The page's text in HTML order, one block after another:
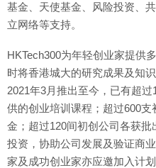
基金、天使基金、风险投资、
立网络等支持。
HKTech300为年轻创业家提供
时将香港城大的研究成果及知
2021年3月推出至今，已有超
供的创业培训课程；超过600
金；超过120间初创公司各获
投资，协助公司发展及验证商
家及成功创业家亦应邀加入计